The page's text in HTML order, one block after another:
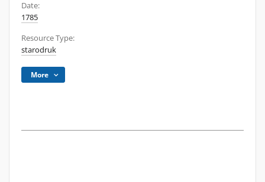
Date:
1785
Resource Type:
starodruk
More